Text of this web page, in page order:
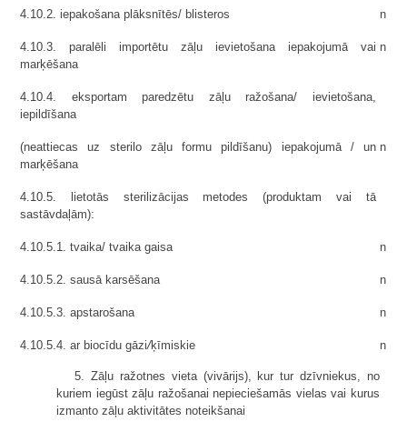
4.10.2. iepakošana plāksnītēs/ blisteros n
4.10.3. paralēli importētu zāļu ievietošana iepakojumā vai
marķēšana
n
4.10.4. eksportam paredzētu zāļu ražošana/ ievietošana,
iepildīšana
(neattiecas uz sterilo zāļu formu pildīšanu) iepakojumā / un
marķēšana
n
4.10.5. lietotās sterilizācijas metodes (produktam vai tā
sastāvdaļām):
4.10.5.1. tvaika/ tvaika gaisa n
4.10.5.2. sausā karsēšana n
4.10.5.3. apstarošana n
4.10.5.4. ar biocīdu gāzi/ķīmiskie n
5. Zāļu ražotnes vieta (vivārijs), kur tur dzīvniekus, no
kuriem iegūst zāļu ražošanai nepieciešamās vielas vai kurus
izmanto zāļu aktivitātes noteikšanai